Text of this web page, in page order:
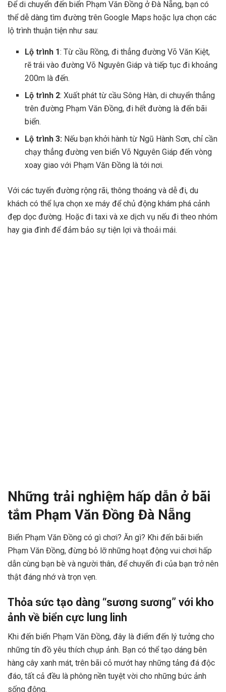
Để di chuyển đến biển Phạm Văn Đồng ở Đà Nẵng, bạn có
thể dễ dàng tìm đường trên Google Maps hoặc lựa chọn các
lộ trình thuận tiện như sau:
Lộ trình 1: Từ cầu Rồng, đi thẳng đường Võ Văn Kiệt,
rẽ trái vào đường Võ Nguyên Giáp và tiếp tục đi khoảng
200m là đến.
Lộ trình 2: Xuất phát từ cầu Sông Hàn, di chuyển thẳng
trên đường Phạm Văn Đồng, đi hết đường là đến bãi
biển.
Lộ trình 3: Nếu bạn khởi hành từ Ngũ Hành Sơn, chỉ cần
chạy thẳng đường ven biển Võ Nguyên Giáp đến vòng
xoay giao với Phạm Văn Đồng là tới nơi.
Với các tuyến đường rộng rãi, thông thoáng và dễ đi, du
khách có thể lựa chọn xe máy để chủ động khám phá cảnh
đẹp dọc đường. Hoặc đi taxi và xe dịch vụ nếu đi theo nhóm
hay gia đình để đảm bảo sự tiện lợi và thoải mái.
Những trải nghiệm hấp dẫn ở bãi
tắm Phạm Văn Đồng Đà Nẵng
Biển Phạm Văn Đồng có gì chơi? Ăn gì? Khi đến bãi biển
Phạm Văn Đồng, đừng bỏ lỡ những hoạt động vui chơi hấp
dẫn cùng bạn bè và người thân, để chuyến đi của bạn trở nên
thật đáng nhớ và trọn vẹn.
Thỏa sức tạo dàng “sương sương” với kho
ảnh về biển cực lung linh
Khi đến biển Phạm Văn Đồng, đây là điểm đến lý tưởng cho
những tín đồ yêu thích chụp ảnh. Bạn có thể tạo dáng bên
hàng cây xanh mát, trên bãi cỏ mướt hay những tảng đá độc
đáo, tất cả đều là phông nền tuyệt vời cho những bức ảnh
sống động.